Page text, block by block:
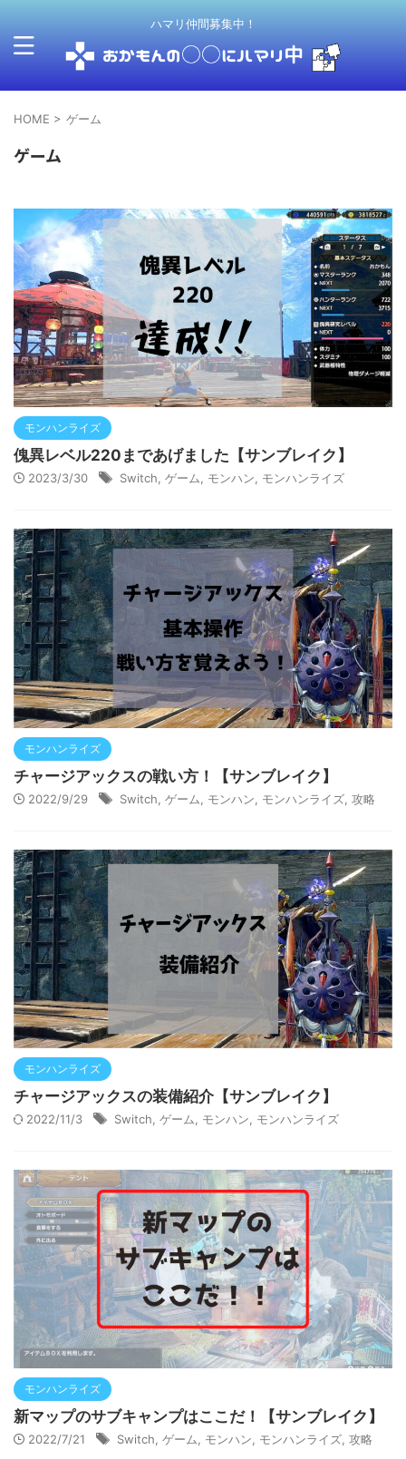
ハマリ仲間募集中！
HOME > ゲーム
ゲーム
モンハンライズ
傀異レベル220まであげました【サンブレイク】
2023/3/30 Switch, ゲーム, モンハン, モンハンライズ
モンハンライズ
チャージアックスの戦い方！【サンブレイク】
2022/9/29 Switch ゲーム モンハン モンハンライズ 攻略
モンハンライズ
チャージアックスの装備紹介【サンブレイク】
2022/11/3 Switch ゲーム モンハン モンハンライズ
モンハンライズ
新マップのサブキャンプはここだ！【サンブレイク】
2022/7/21 Switch, ゲーム, モンハン, モンハンライズ, 攻略